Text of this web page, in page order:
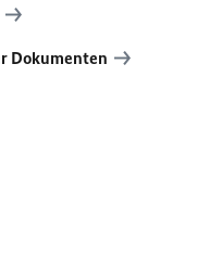
Dokumenten